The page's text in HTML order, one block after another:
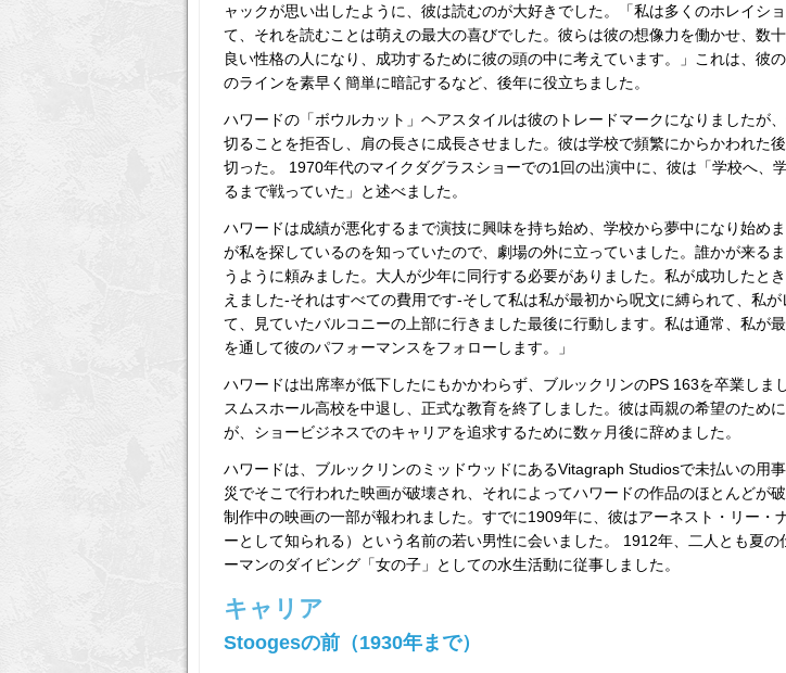
ャックが思い出したように、彼は読むのが大好きでした。「私は多くのホレイシ
て、それを読むことは萌えの最大の喜びでした。彼らは彼の想像力を働かせ、数
良い性格の人になり、成功するために彼の頭の中に考えています。」これは、彼
のラインを素早く簡単に暗記するなど、後年に役立ちました。
ハワードの「ボウルカット」ヘアスタイルは彼のトレードマークになりましたが
切ることを拒否し、肩の長さに成長させました。彼は学校で頻繁にからかわれた
切った。 1970年代のマイクダグラスショーでの1回の出演中に、彼は「学校へ、
るまで戦っていた」と述べました。
ハワードは成績が悪化するまで演技に興味を持ち始め、学校から夢中になり始め
が私を探しているのを知っていたので、劇場の外に立っていました。誰かが来る
うように頼みました。大人が少年に同行する必要がありました。私が成功したと
えました-それはすべての費用です-そして私は私が最初から呪文に縛られて、私
て、見ていたバルコニーの上部に行きました最後に行動します。私は通常、私が
を通して彼のパフォーマンスをフォローします。」
ハワードは出席率が低下したにもかかわらず、ブルックリンのPS 163を卒業しま
スムスホール高校を中退し、正式な教育を終了しました。彼は両親の希望のため
が、ショービジネスでのキャリアを追求するために数ヶ月後に辞めました。
ハワードは、ブルックリンのミッドウッドにあるVitagraph Studiosで未払いの用
災でそこで行われた映画が破壊され、それによってハワードの作品のほとんどが
制作中の映画の一部が報われました。すでに1909年に、彼はアーネスト・リー・
ーとして知られる）という名前の若い男性に会いました。 1912年、二人とも夏の
ーマンのダイビング「女の子」としての水生活動に従事しました。
キャリア
Stoogesの前（1930年まで）